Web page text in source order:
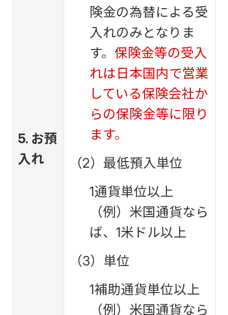
5. お預
入れ
険金の為替による受
入れのみとなりま
す。 保険金等の受入
れは日本国内で営業
している保険会社か
らの保険金等に限り
ます。
（2）最低預入単位
1通貨単位以上
（例）米国通貨なら
ば、1米ドル以上
（3）単位
1補助通貨単位以上
（例）米国通貨なら